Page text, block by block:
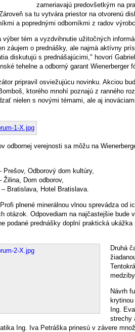
zameriavajú predovšetkým na
sa tu vytvára priestor na otvorenú
a poprednými odborníkmi z radov
výber tém a vyzdvihnutie užitočných
záujem o prednášky, ale najmä aktívny
diskutujú s prednášajúcimi," hovorí
tehelne a odborný garant Wienerberger
pripravil osviežujúcu novinku. Akciou
ktorého mnohí poznajú z ranného
nielen s novými témami, ale aj
odbornej verejnosti sa môžu na
Prešov, Odborový dom kultúry,
Žilina, Dom odborov,
Bratislava, Hotel Bratislava.
plnené minerálnou vlnou sprevádza od
otázok. Odpovediam na najčastejšie bude
podané prednášky doplní praktická
Druhá
Návrh
Ing.
strechy
Ing. Iva Petráška prinesú v závere